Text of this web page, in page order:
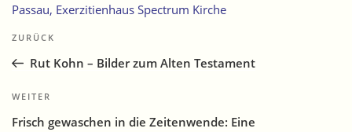
Passau, Exerzitienhaus Spectrum Kirche
Beitragsnavigation
Vorheriger
Beitrag
ZURÜCK
Rut Kohn – Bilder zum Alten Testament
Nächster
Beitrag
WEITER
Frisch gewaschen in die Zeitenwende: Eine